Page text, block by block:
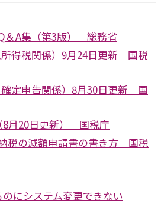
＆A集（第3版） 総務省
得税関係）9月24日更新 国税
定申告関係）8月30日更新 国
月20日更新） 国税庁
税の減額申請書の書き方 国税
にシステム変更できない